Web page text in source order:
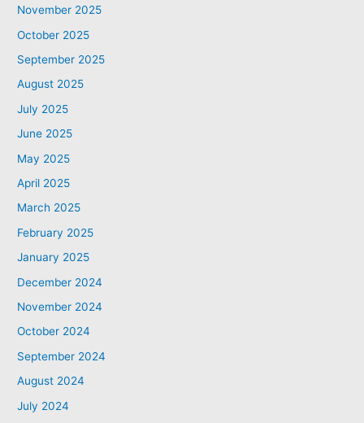
November 2025
October 2025
September 2025
August 2025
July 2025
June 2025
May 2025
April 2025
March 2025
February 2025
January 2025
December 2024
November 2024
October 2024
September 2024
August 2024
July 2024